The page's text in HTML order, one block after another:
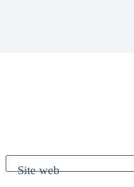
Site web